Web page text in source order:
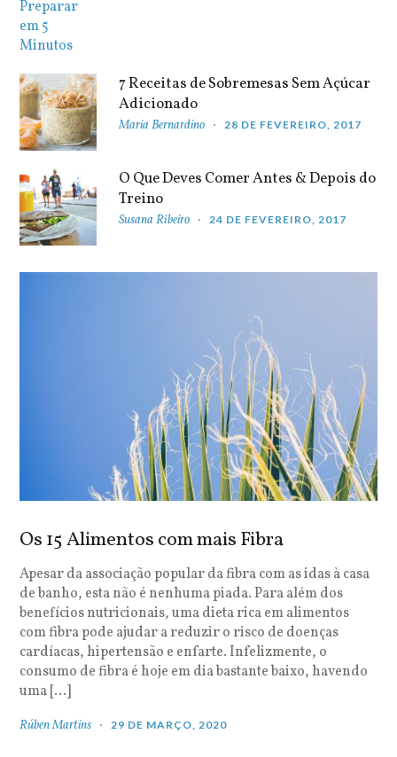
7 Receitas de Sobremesas Sem Açúcar
Adicionado
Maria Bernardino 28 DE FEVEREIRO, 2017
O Que Deves Comer Antes & Depois do
Treino
Susana Ribeiro 24 DE FEVEREIRO, 2017
Os 15 Alimentos com mais Fibra
Apesar da associação popular da fibra com as idas à casa
de banho, esta não é nenhuma piada. Para além dos
benefícios nutricionais, uma dieta rica em alimentos
com fibra pode ajudar a reduzir o risco de doenças
cardíacas, hipertensão e enfarte. Infelizmente, o
consumo de fibra é hoje em dia bastante baixo, havendo
uma […]
Rúben Martins 29 DE MARÇO, 2020